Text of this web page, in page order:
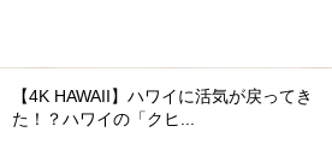
【4K HAWAII】ハワイに活気が戻ってき
た！？ハワイの「クヒ...